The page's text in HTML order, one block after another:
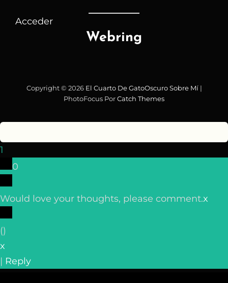
Acceder
Webring
Copyright © 2026 El Cuarto De GatoOscuro Sobre Mí|
PhotoFocus PorCatch Themes
1
0
Would love your thoughts, please comment.x
()
x
| Reply